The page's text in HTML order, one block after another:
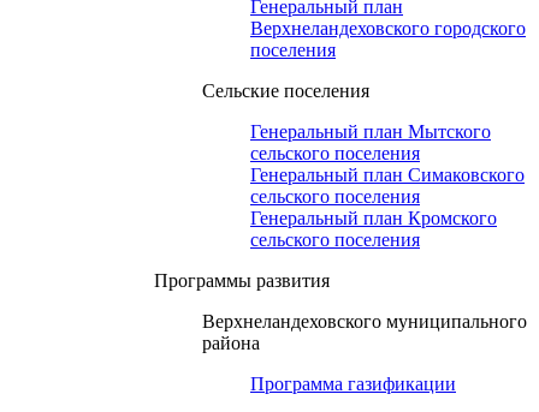
Генеральный план
Верхнеландеховского городского
поселения
Сельские поселения
Генеральный план Мытского
сельского поселения
Генеральный план Симаковского
сельского поселения
Генеральный план Кромского
сельского поселения
Программы развития
Верхнеландеховского муниципального
района
Программа газификации